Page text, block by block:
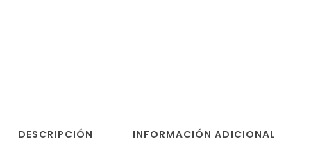
DESCRIPCIÓN INFORMACIÓN ADICIONAL